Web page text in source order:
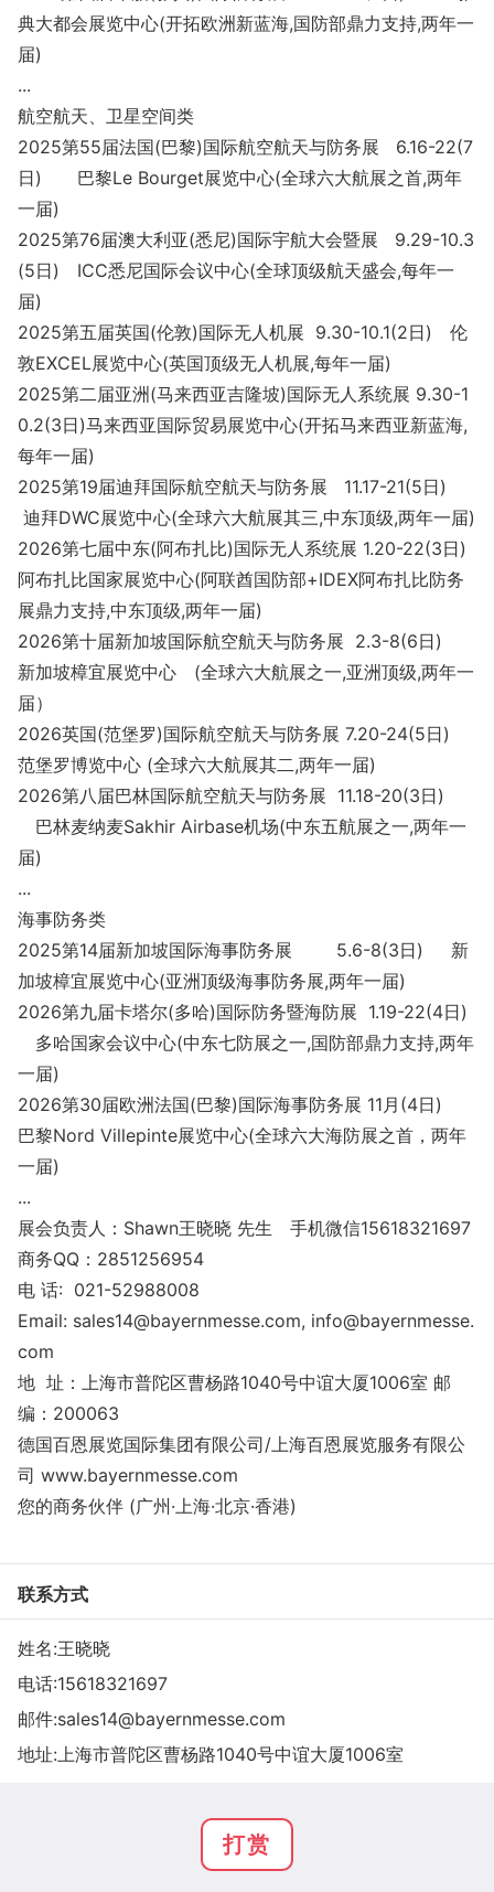
典大都会展览中心(开拓欧洲新蓝海,国防部鼎力支持,两年一
届)
...
航空航天、卫星空间类
2025第55届法国(巴黎)国际航空航天与防务展 6.16-22(7
日) 巴黎Le Bourget展览中心(全球六大航展之首,两年
一届)
2025第76届澳大利亚(悉尼)国际宇航大会暨展 9.29-10.3
(5日) ICC悉尼国际会议中心(全球顶级航天盛会,每年一
届)
2025第五届英国(伦敦)国际无人机展 9.30-10.1(2日) 伦
敦EXCEL展览中心(英国顶级无人机展,每年一届)
2025第二届亚洲(马来西亚吉隆坡)国际无人系统展 9.30-1
0.2(3日)马来西亚国际贸易展览中心(开拓马来西亚新蓝海,
每年一届)
2025第19届迪拜国际航空航天与防务展 11.17-21(5日)
迪拜DWC展览中心(全球六大航展其三,中东顶级,两年一届)
2026第七届中东(阿布扎比)国际无人系统展 1.20-22(3日)
阿布扎比国家展览中心(阿联酋国防部+IDEX阿布扎比防务
展鼎力支持,中东顶级,两年一届)
2026第十届新加坡国际航空航天与防务展 2.3-8(6日)
新加坡樟宜展览中心 (全球六大航展之一,亚洲顶级,两年一
届）
2026英国(范堡罗)国际航空航天与防务展 7.20-24(5日)
范堡罗博览中心 (全球六大航展其二,两年一届)
2026第八届巴林国际航空航天与防务展 11.18-20(3日)
巴林麦纳麦Sakhir Airbase机场(中东五航展之一,两年一
届)
...
海事防务类
2025第14届新加坡国际海事防务展 5.6-8(3日) 新
加坡樟宜展览中心(亚洲顶级海事防务展,两年一届)
2026第九届卡塔尔(多哈)国际防务暨海防展 1.19-22(4日)
多哈国家会议中心(中东七防展之一,国防部鼎力支持,两年
一届)
2026第30届欧洲法国(巴黎)国际海事防务展 11月(4日)
巴黎Nord Villepinte展览中心(全球六大海防展之首，两年
一届)
...
展会负责人：Shawn王晓晓 先生 手机微信15618321697
商务QQ：2851256954
电 话: 021-52988008
Email: sales14@bayernmesse.com, info@bayernmesse.
com
地 址：上海市普陀区曹杨路1040号中谊大厦1006室 邮
编：200063
德国百恩展览国际集团有限公司/上海百恩展览服务有限公
司 www.bayernmesse.com
您的商务伙伴 (广州·上海·北京·香港)
联系方式
姓名:王晓晓
电话:15618321697
邮件:sales14@bayernmesse.com
地址:上海市普陀区曹杨路1040号中谊大厦1006室
打赏